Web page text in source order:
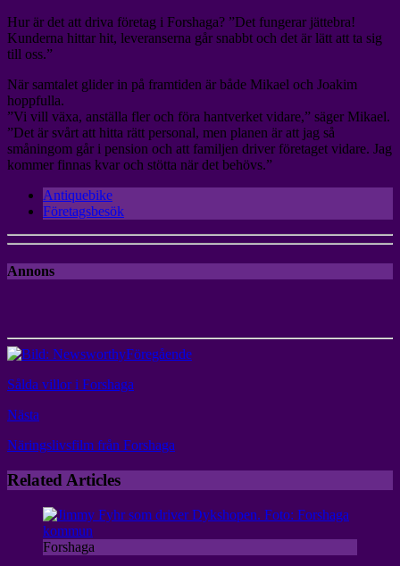
Hur är det att driva företag i Forshaga? ”Det fungerar jättebra!
Kunderna hittar hit, leveranserna går snabbt och det är lätt att ta sig
till oss.”
När samtalet glider in på framtiden är både Mikael och Joakim
hoppfulla.
”Vi vill växa, anställa fler och föra hantverket vidare,” säger Mikael.
”Det är svårt att hitta rätt personal, men planen är att jag så
småningom går i pension och att familjen driver företaget vidare. Jag
kommer finnas kvar och stötta när det behövs.”
Antiquebike
Företagsbesök
Annons
Föregående
Sålda villor i Forshaga
Nästa
Näringslivsfilm från Forshaga
Related Articles
Forshaga